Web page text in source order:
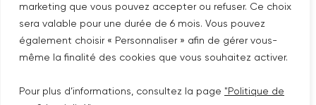
marketing que vous pouvez accepter ou refuser. Ce choix
sera valable pour une durée de 6 mois. Vous pouvez
également choisir « Personnaliser » afin de gérer vous-
même la finalité des cookies que vous souhaitez activer.
Pour plus d’informations, consultez la page "Politique de
@COPYRIGHT COVIVIO 2026